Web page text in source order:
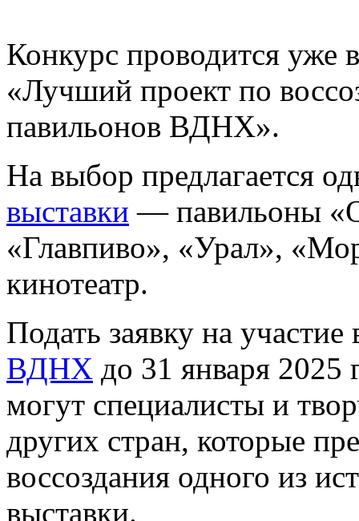
Конкурс проводится уже
«Лучший проект по
павильонов ВДНХ».
На выбор предлагается
выставки — павильоны
«Главпиво», «Урал»,
кинотеатр.
Подать заявку на
ВДНХ до 31 января 2025
могут специалисты и
других стран, которые
воссоздания одного из
выставки.